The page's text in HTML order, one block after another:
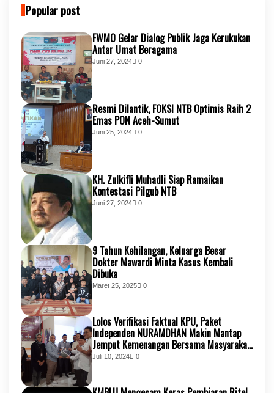
Popular post
FWMO Gelar Dialog Publik Jaga Kerukukan
Antar Umat Beragama
Juni 27, 2024 0
Resmi Dilantik, FOKSI NTB Optimis Raih 2
Emas PON Aceh-Sumut
Juni 25, 2024 0
KH. Zulkifli Muhadli Siap Ramaikan
Kontestasi Pilgub NTB
Juni 27, 2024 0
9 Tahun Kehilangan, Keluarga Besar
Dokter Mawardi Minta Kasus Kembali
Dibuka
Maret 25, 2025 0
Lolos Verifikasi Faktual KPU, Paket
Independen NURAMDHAN Makin Mantap
Jemput Kemenangan Bersama Masyarakat
KSB
Juli 10, 2024 0